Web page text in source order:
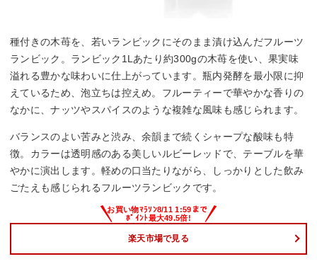
種付きの木苺を、若いランビックにそのまま漬け込んだフルーツ
ランビック。ランビック1Lあたり約300gの木苺を使い、果実味
溢れる豊かな味わいに仕上がっています。瓶内発酵を最小限に抑
えているため、泡立ちは控えめ。フルーティーで華やかな香りの
なかに、ナッツやスパイスのような複雑な風味も感じられます。
バランスのよい苦みと渋み、余韻まで続くシャープな酸味も特
徴。カラーは透明感のある美しいルビーレッドで、テーブルを華
やかに演出します。軽めの口当たりながら、しっかりとした飲み
ごたえも感じられるフルーツランビックです。
楽天市場で見る